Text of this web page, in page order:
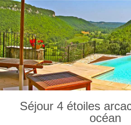
Séjour 4 étoiles
océan